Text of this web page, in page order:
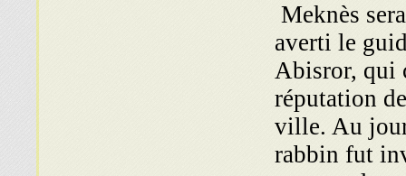
Meknès
averti le
Abisror, qui
réputation
ville. Au
rabbin fut